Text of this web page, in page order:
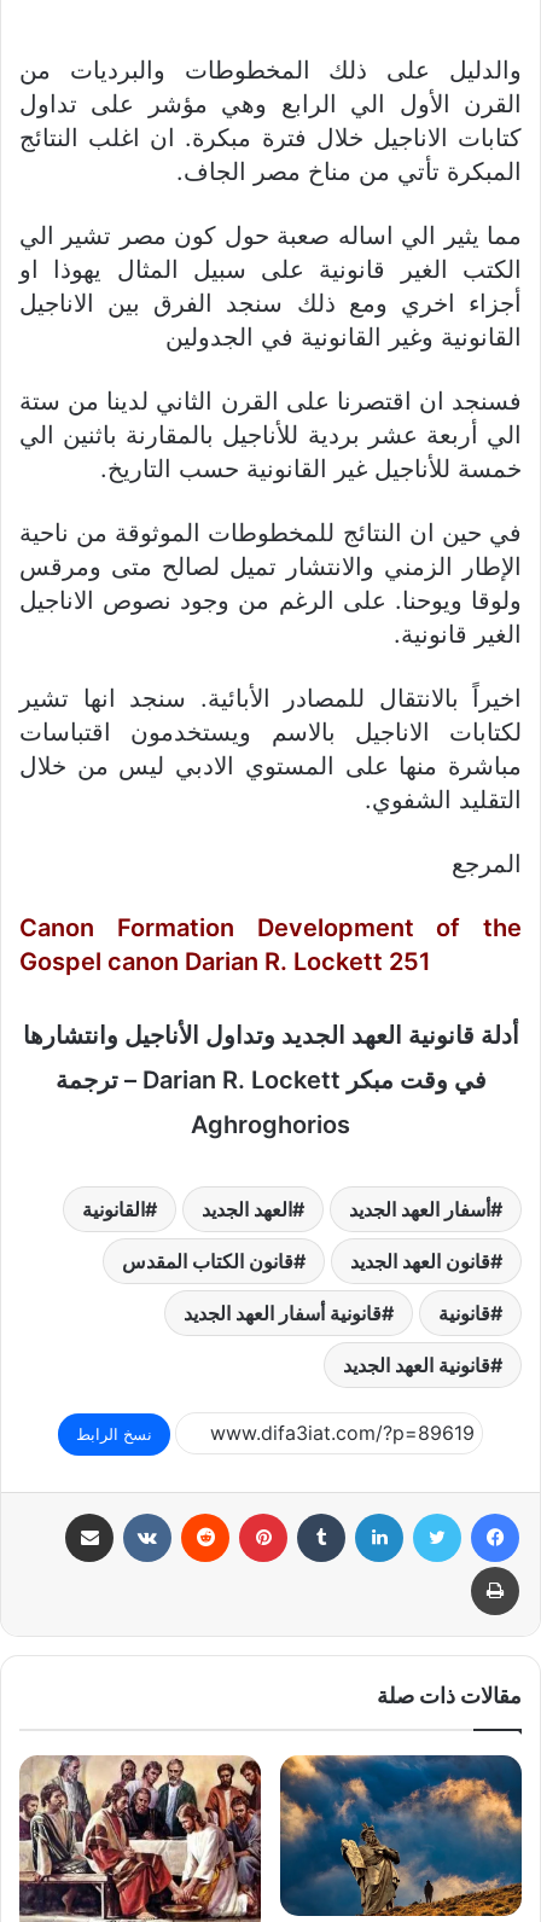
والدليل على ذلك المخطوطات والبرديات من
القرن الأول الي الرابع وهي مؤشر على تداول
كتابات الاناجيل خلال فترة مبكرة. ان اغلب النتائج
المبكرة تأتي من مناخ مصر الجاف.
مما يثير الي اساله صعبة حول كون مصر تشير الي
الكتب الغير قانونية على سبيل المثال يهوذا او
أجزاء اخري ومع ذلك سنجد الفرق بين الاناجيل
القانونية وغير القانونية في الجدولين
فسنجد ان اقتصرنا على القرن الثاني لدينا من ستة
الي أربعة عشر بردية للأناجيل بالمقارنة باثنين الي
خمسة للأناجيل غير القانونية حسب التاريخ.
في حين ان النتائج للمخطوطات الموثوقة من ناحية
الإطار الزمني والانتشار تميل لصالح متى ومرقس
ولوقا ويوحنا. على الرغم من وجود نصوص الاناجيل
الغير قانونية.
اخيراً بالانتقال للمصادر الأبائية. سنجد انها تشير
لكتابات الاناجيل بالاسم ويستخدمون اقتباسات
مباشرة منها على المستوي الادبي ليس من خلال
التقليد الشفوي.
المرجع
Canon Formation Development of the
Gospel canon Darian R. Lockett 251
أدلة قانونية العهد الجديد وتداول الأناجيل وانتشارها
في وقت مبكر Darian R. Lockett – ترجمة
Aghroghorios
أسفار العهد الجديد العهد الجديد القانونية
قانون العهد الجديد قانون الكتاب المقدس
قانونية قانونية أسفار العهد الجديد
قانونية العهد الجديد
نسخ الرابط
فيسبوك تويتر لينكدإن بينتيريست
طباعة
مقالات ذات صلة